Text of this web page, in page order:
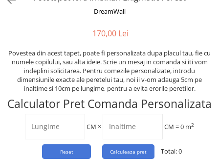
DreamWall
170,00 Lei
Povestea din acest tapet, poate fi personalizata dupa placul tau, fie cu
numele copilului, sau alta ideie. Scrie un mesaj in comanda si iti vom
indeplini solicitarea. Pentru comezile personalizate, introdu
dimensiunile exacte ale peretelui tau, noi ii v-om adauga 5cm pe
inaltime si 10cm pe lungime, pentru a evita erorile peretilor.
Calculator Pret Comanda Personalizata
CM × CM =0 m2
Total:0